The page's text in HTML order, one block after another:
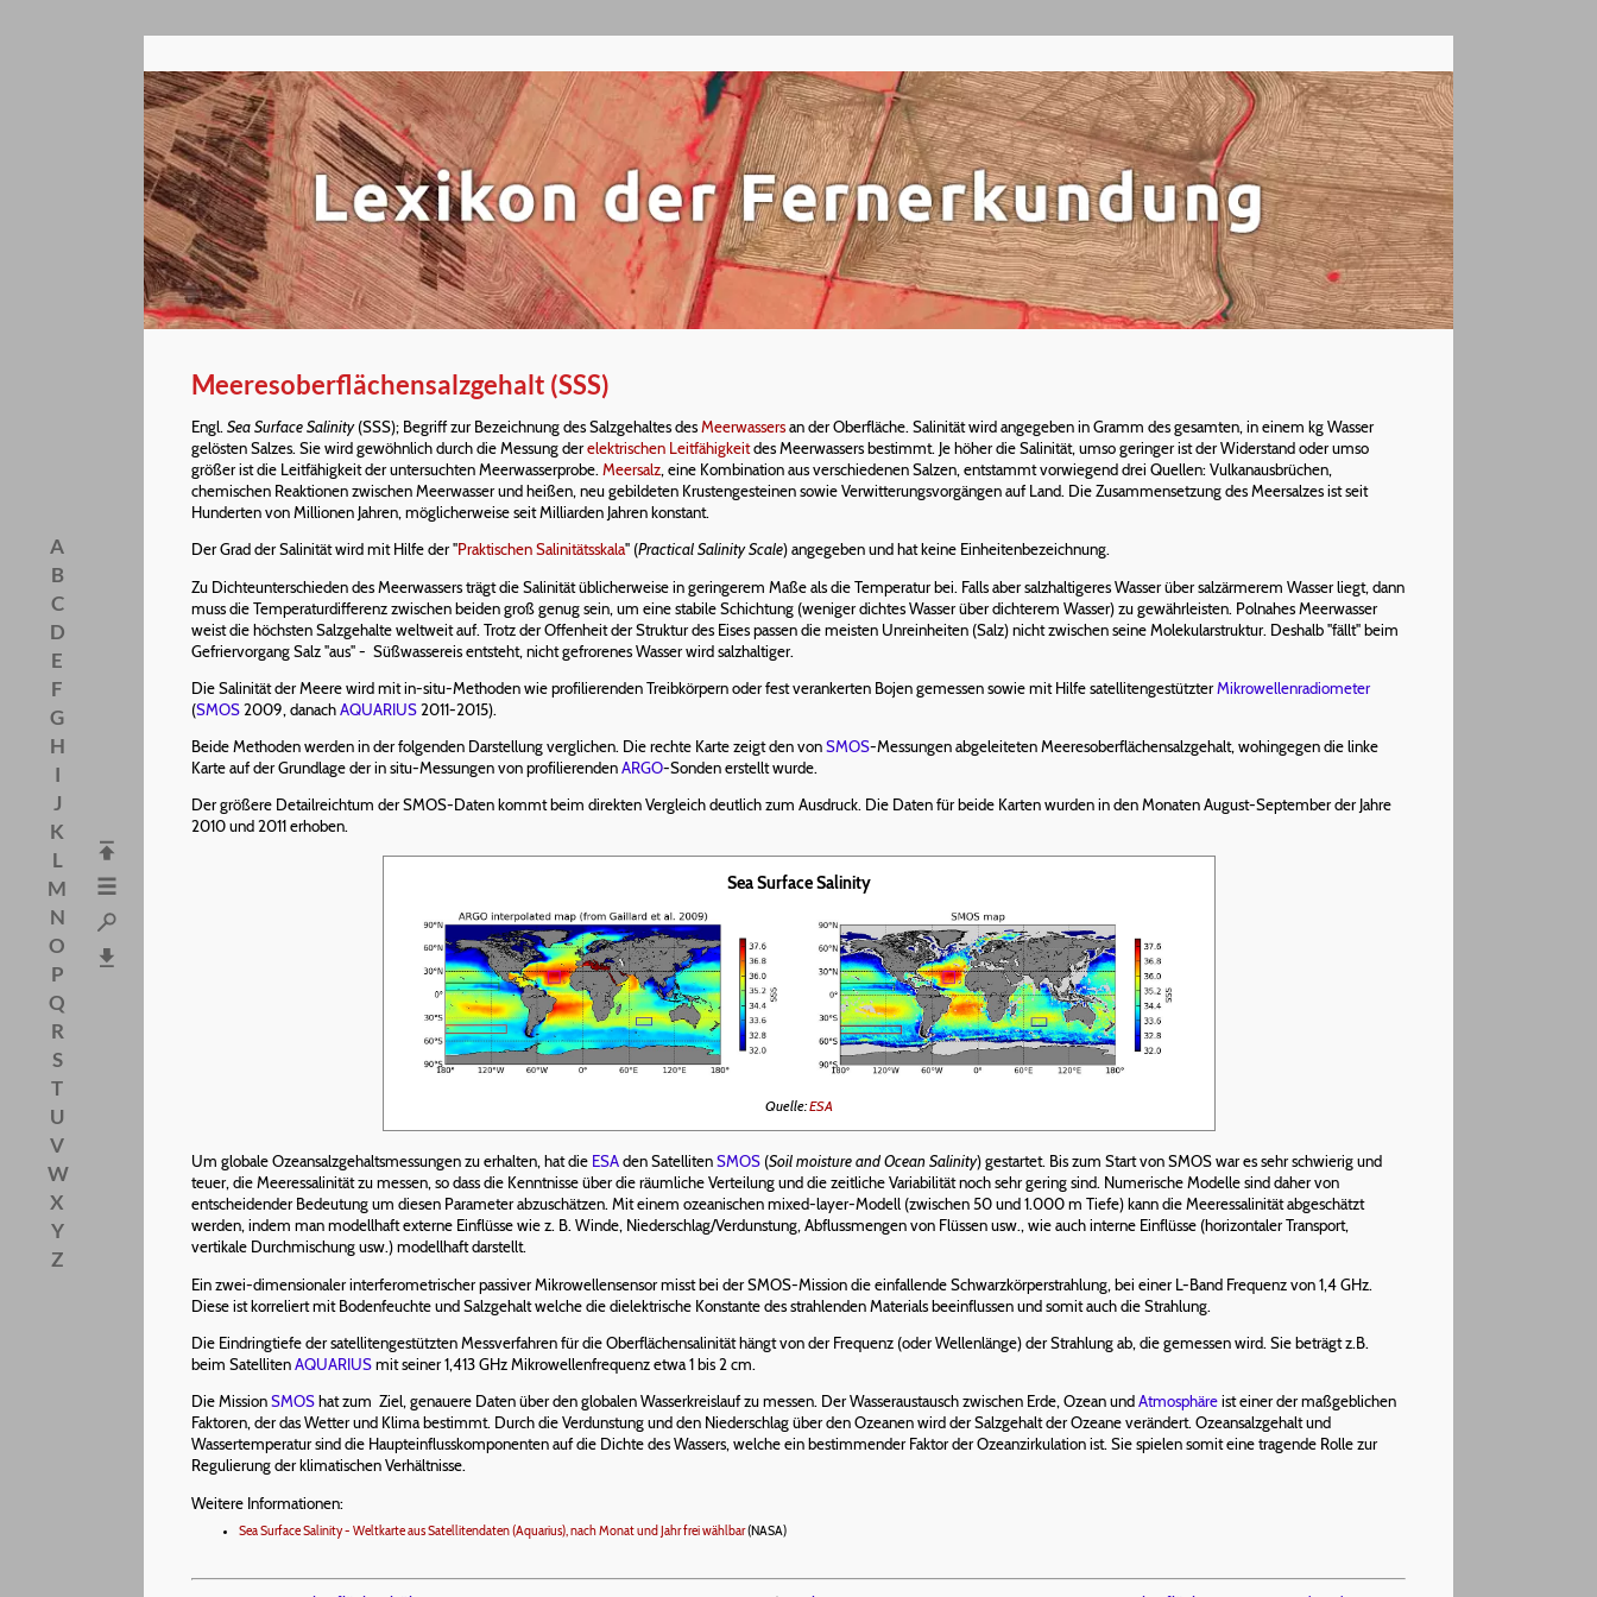
A
B
C
D
E
F
G
H
I
J
K
L
M
N
O
P
Q
R
S
T
U
V
W
X
Y
Z
Meeresoberflächensalzgehalt (SSS)
Engl. Sea Surface Salinity(SSS); Begriff zur Bezeichnung des Salzgehaltes desMeerwassersan der Oberfläche. Salinität wird angegeben in Gramm des gesamten, in einem kg Wasser
gelösten Salzes. Sie wird gewöhnlich durch die Messung derelektrischen Leitfähigkeitdes Meerwassers bestimmt. Je höher die Salinität, umso geringer ist der Widerstand oder umso
größer ist die Leitfähigkeit der untersuchten Meerwasserprobe. Meersalz, eine Kombination aus verschiedenen Salzen, entstammt vorwiegend drei Quellen: Vulkanausbrüchen,
chemischen Reaktionen zwischen Meerwasser und heißen, neu gebildeten Krustengesteinen sowie Verwitterungsvorgängen auf Land. Die Zusammensetzung des Meersalzes ist seit
Hunderten von Millionen Jahren, möglicherweise seit Milliarden Jahren konstant.
Der Grad der Salinität wird mit Hilfe der "Praktischen Salinitätsskala" (Practical Salinity Scale) angegeben und hat keine Einheitenbezeichnung.
Zu Dichteunterschieden des Meerwassers trägt die Salinität üblicherweise in geringerem Maße als die Temperatur bei. Falls aber salzhaltigeres Wasser über salzärmerem Wasser liegt, dann
muss die Temperaturdifferenz zwischen beiden groß genug sein, um eine stabile Schichtung (weniger dichtes Wasser über dichterem Wasser) zu gewährleisten. Polnahes Meerwasser
weist die höchsten Salzgehalte weltweit auf. Trotz der Offenheit der Struktur des Eises passen die meisten Unreinheiten (Salz) nicht zwischen seine Molekularstruktur. Deshalb "fällt" beim
Gefriervorgang Salz "aus" - Süßwassereis entsteht, nicht gefrorenes Wasser wird salzhaltiger.
Die Salinität der Meere wird mit in-situ-Methoden wie profilierenden Treibkörpern oder fest verankerten Bojen gemessen sowie mit Hilfe satellitengestützterMikrowellenradiometer
(SMOS2009, danachAQUARIUS2011-2015).
Beide Methoden werden in der folgenden Darstellung verglichen. Die rechte Karte zeigt den vonSMOS-Messungen abgeleiteten Meeresoberflächensalzgehalt, wohingegen die linke
Karte auf der Grundlage der in situ-Messungen von profilierendenARGO-Sonden erstellt wurde.
Der größere Detailreichtum der SMOS-Daten kommt beim direkten Vergleich deutlich zum Ausdruck. Die Daten für beide Karten wurden in den Monaten August-September der Jahre
2010 und 2011 erhoben.
Sea Surface Salinity
Quelle:ESA
Um globale Ozeansalzgehaltsmessungen zu erhalten, hat die ESAden SatellitenSMOS (Soil moisture and Ocean Salinity) gestartet. Bis zum Start von SMOS war es sehr schwierig und
teuer, die Meeressalinität zu messen, so dass die Kenntnisse über die räumliche Verteilung und die zeitliche Variabilität noch sehr gering sind. Numerische Modelle sind daher von
entscheidender Bedeutung um diesen Parameter abzuschätzen. Mit einem ozeanischen mixed-layer-Modell (zwischen 50 und 1.000 m Tiefe) kann die Meeressalinität abgeschätzt
werden, indem man modellhaft externe Einflüsse wie z. B. Winde, Niederschlag/Verdunstung, Abflussmengen von Flüssen usw., wie auch interne Einflüsse (horizontaler Transport,
vertikale Durchmischung usw.) modellhaft darstellt.
Ein zwei-dimensionaler interferometrischer passiver Mikrowellensensor misst bei der SMOS-Mission die einfallende Schwarzkörperstrahlung, bei einer L-Band Frequenz von 1,4 GHz.
Diese ist korreliert mit Bodenfeuchte und Salzgehalt welche die dielektrische Konstante des strahlenden Materials beeinflussen und somit auch die Strahlung.
Die Eindringtiefe der satellitengestützten Messverfahren für die Oberflächensalinität hängt von der Frequenz (oder Wellenlänge) der Strahlung ab, die gemessen wird. Sie beträgt z.B.
beim SatellitenAQUARIUSmit seiner 1,413 GHz Mikrowellenfrequenz etwa 1 bis 2 cm.
Die MissionSMOShat zum Ziel, genauere Daten über den globalen Wasserkreislauf zu messen. Der Wasseraustausch zwischen Erde, Ozean undAtmosphäreist einer der maßgeblichen
Faktoren, der das Wetter und Klima bestimmt. Durch die Verdunstung und den Niederschlag über den Ozeanen wird der Salzgehalt der Ozeane verändert. Ozeansalzgehalt und
Wassertemperatur sind die Haupteinflusskomponenten auf die Dichte des Wassers, welche ein bestimmender Faktor der Ozeanzirkulation ist. Sie spielen somit eine tragende Rolle zur
Regulierung der klimatischen Verhältnisse.
Weitere Informationen:
Sea Surface Salinity - Weltkarte aus Satellitendaten (Aquarius), nach Monat und Jahr frei wählbar(NASA)